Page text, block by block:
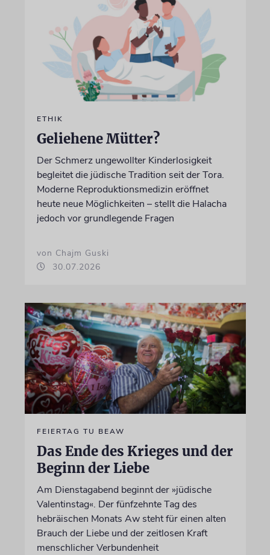
ETHIK
Geliehene Mütter?
Der Schmerz ungewollter Kinderlosigkeit
begleitet die jüdische Tradition seit der Tora.
Moderne Reproduktionsmedizin eröffnet
heute neue Möglichkeiten – stellt die Halacha
jedoch vor grundlegende Fragen
von Chajm Guski
30.07.2026
FEIERTAG TU BEAW
Das Ende des Krieges und der
Beginn der Liebe
Am Dienstagabend beginnt der »jüdische
Valentinstag«. Der fünfzehnte Tag des
hebräischen Monats Aw steht für einen alten
Brauch der Liebe und der zeitlosen Kraft
menschlicher Verbundenheit